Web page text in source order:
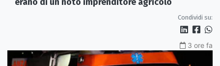
Condividi su:
3 ore fa